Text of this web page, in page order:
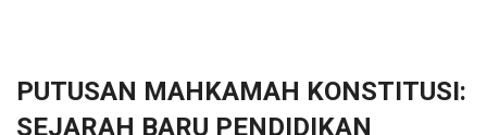
PUTUSAN MAHKAMAH KONSTITUSI:
SEJARAH BARU PENDIDIKAN